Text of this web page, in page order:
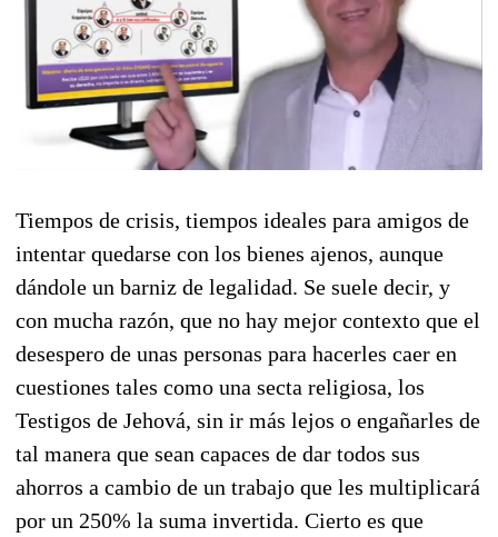
Tiempos de crisis, tiempos ideales para amigos de
intentar quedarse con los bienes ajenos, aunque
dándole un barniz de legalidad. Se suele decir, y
con mucha razón, que no hay mejor contexto que el
desespero de unas personas para hacerles caer en
cuestiones tales como una secta religiosa, los
Testigos de Jehová, sin ir más lejos o engañarles de
tal manera que sean capaces de dar todos sus
ahorros a cambio de un trabajo que les multiplicará
por un 250% la suma invertida. Cierto es que